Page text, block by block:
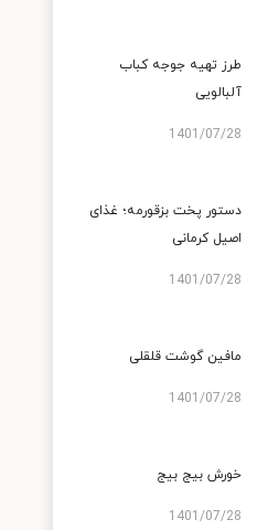
طرز تهیه جوجه کباب
آلبالویی
1401/07/28
دستور پخت بزقورمه؛ غذای
اصیل کرمانی
1401/07/28
مافین گوشت قلقلی
1401/07/28
خورش بیج بیج
1401/07/28